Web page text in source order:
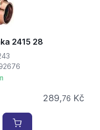
2415 28
289,76 Kč